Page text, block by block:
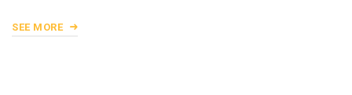
SEE MORE